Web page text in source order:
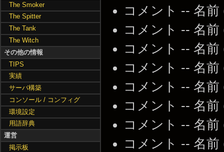
コメント -- 名前
コメント -- 名前
コメント -- 名前
コメント -- 名前
コメント -- 名前
コメント -- 名前
コメント -- 名前
コメント -- 名前
The Smoker
The Spitter
The Tank
The Witch
その他の情報
TIPS
実績
サーバ構築
コンソール / コンフィグ
環境設定
用語辞典
運営
掲示板